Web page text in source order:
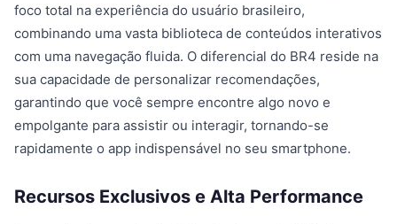
foco total na experiência do usuário brasileiro,
combinando uma vasta biblioteca de conteúdos interativos
com uma navegação fluida. O diferencial do BR4 reside na
sua capacidade de personalizar recomendações,
garantindo que você sempre encontre algo novo e
empolgante para assistir ou interagir, tornando-se
rapidamente o app indispensável no seu smartphone.
Recursos Exclusivos e Alta Performance